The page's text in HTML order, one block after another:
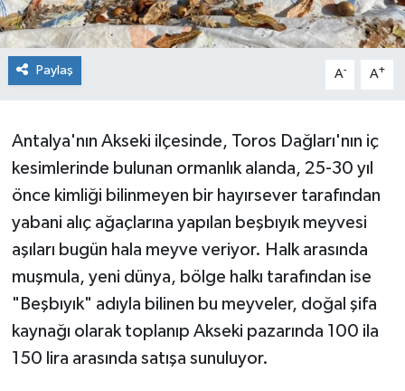
Paylaş A- A+
Antalya'nın Akseki ilçesinde, Toros Dağları'nın iç
kesimlerinde bulunan ormanlık alanda, 25-30 yıl
önce kimliği bilinmeyen bir hayırsever tarafından
yabani alıç ağaçlarına yapılan beşbıyık meyvesi
aşıları bugün hala meyve veriyor. Halk arasında
muşmula, yeni dünya, bölge halkı tarafından ise
"Beşbıyık" adıyla bilinen bu meyveler, doğal şifa
kaynağı olarak toplanıp Akseki pazarında 100 ila
150 lira arasında satışa sunuluyor.